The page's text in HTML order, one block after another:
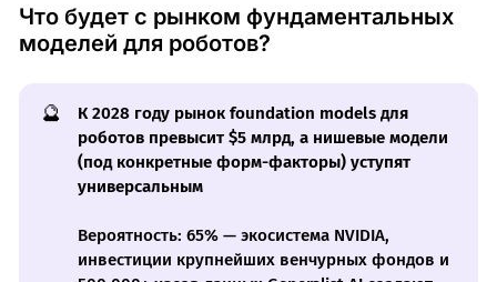
Что будет с рынком фундаментальных
моделей для роботов?
🔮
К 2028 году рынок foundation models для
роботов превысит $5 млрд, а нишевые модели
(под конкретные форм-факторы) уступят
универсальным
Вероятность: 65% — экосистема NVIDIA,
инвестиции крупнейших венчурных фондов и